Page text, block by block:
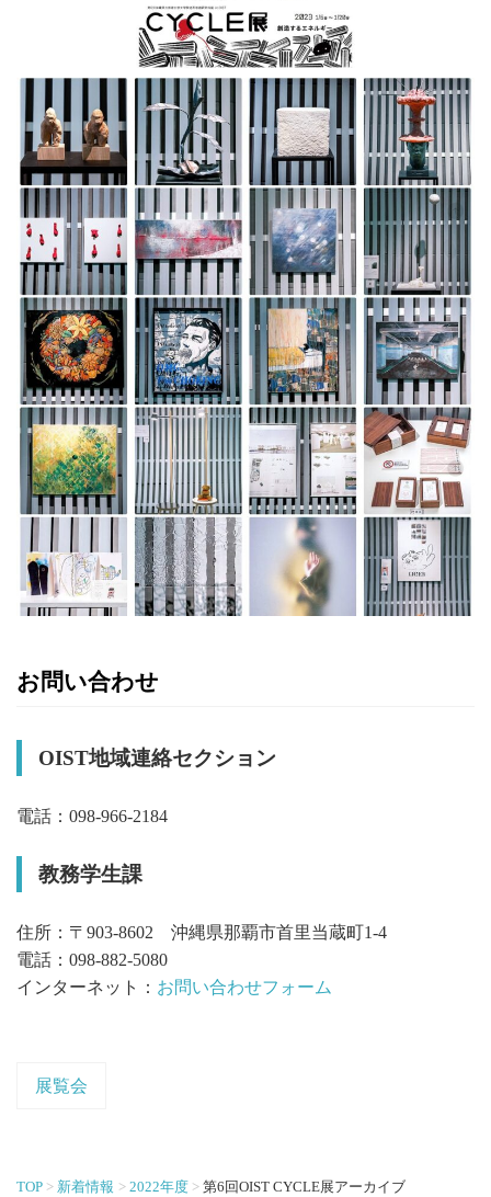
お問い合わせ
OIST地域連絡セクション
電話：098-966-2184
教務学生課
住所：〒903-8602 沖縄県那覇市首里当蔵町1-4
電話：098-882-5080
インターネット： お問い合わせフォーム
展覧会
TOP 新着情報 2022年度 第6回OIST CYCLE展アーカイブ